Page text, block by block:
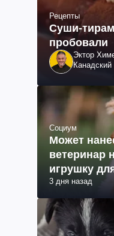
Рецепты
Суши-
пробовали
Эктор
Социум
Может
ветеринар
игрушку
3 дня назад